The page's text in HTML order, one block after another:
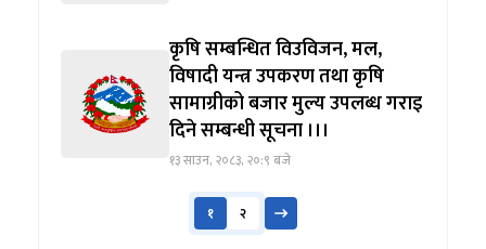
कृषि सम्बन्धित विउविजन, मल,
विषादी यन्त्र उपकरण तथा कृषि
सामाग्रीको बजार मुल्य उपलब्ध गराइ
दिने सम्बन्धी सूचना ।।।
१३ साउन, २०८३, २०:९ बजे
१ २